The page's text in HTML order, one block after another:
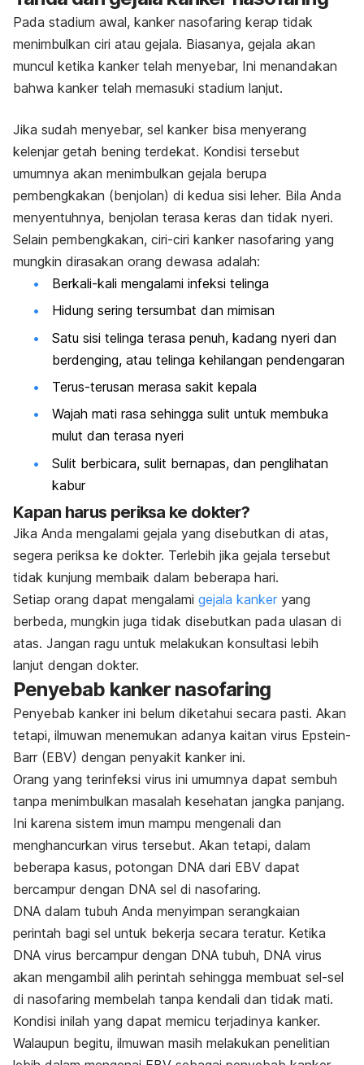
Pada stadium awal, kanker nasofaring kerap tidak
menimbulkan ciri atau gejala. Biasanya, gejala akan
muncul ketika kanker telah menyebar, Ini menandakan
bahwa kanker telah memasuki stadium lanjut.
Jika sudah menyebar, sel kanker bisa menyerang
kelenjar getah bening terdekat. Kondisi tersebut
umumnya akan menimbulkan gejala berupa
pembengkakan (benjolan) di kedua sisi leher. Bila Anda
menyentuhnya, benjolan terasa keras dan tidak nyeri.
Selain pembengkakan, ciri-ciri kanker nasofaring yang
mungkin dirasakan orang dewasa adalah:
Berkali-kali mengalami infeksi telinga
Hidung sering tersumbat dan mimisan
Satu sisi telinga terasa penuh, kadang nyeri dan
berdenging, atau telinga kehilangan pendengaran
Terus-terusan merasa sakit kepala
Wajah mati rasa sehingga sulit untuk membuka
mulut dan terasa nyeri
Sulit berbicara, sulit bernapas, dan penglihatan
kabur
Kapan harus periksa ke dokter?
Jika Anda mengalami gejala yang disebutkan di atas,
segera periksa ke dokter. Terlebih jika gejala tersebut
tidak kunjung membaik dalam beberapa hari.
Setiap orang dapat mengalami gejala kanker yang
berbeda, mungkin juga tidak disebutkan pada ulasan di
atas. Jangan ragu untuk melakukan konsultasi lebih
lanjut dengan dokter.
Penyebab kanker nasofaring
Penyebab kanker ini belum diketahui secara pasti. Akan
tetapi, ilmuwan menemukan adanya kaitan virus Epstein-
Barr (EBV) dengan penyakit kanker ini.
Orang yang terinfeksi virus ini umumnya dapat sembuh
tanpa menimbulkan masalah kesehatan jangka panjang.
Ini karena sistem imun mampu mengenali dan
menghancurkan virus tersebut. Akan tetapi, dalam
beberapa kasus, potongan DNA dari EBV dapat
bercampur dengan DNA sel di nasofaring.
DNA dalam tubuh Anda menyimpan serangkaian
perintah bagi sel untuk bekerja secara teratur. Ketika
DNA virus bercampur dengan DNA tubuh, DNA virus
akan mengambil alih perintah sehingga membuat sel-sel
di nasofaring membelah tanpa kendali dan tidak mati.
Kondisi inilah yang dapat memicu terjadinya kanker.
Walaupun begitu, ilmuwan masih melakukan penelitian